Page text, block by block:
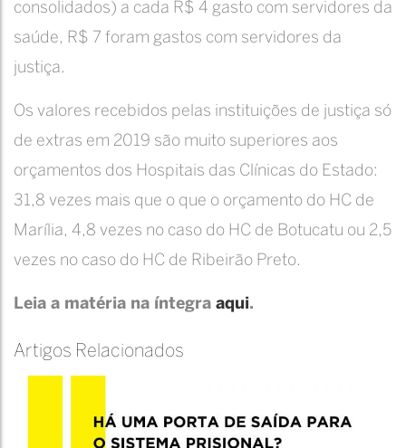
consolidados) a cada R$ 4 gasto com servidores da
saúde, R$ 7 foram gastos com servidores da
justiça.
Os valores recebidos pelas instituições de justiça só
de extras em 2019 são muito superiores aos
orçamentos dos Hospitais das Clínicas do Estado:
31,8 vezes mais que o que o orçamento do HC de
Marília, 4,8 vezes no caso do HC de Botucatu ou 2,5
vezes no caso do HC de Ribeirão Preto.
Leia a matéria na íntegra aqui.
Artigos Relacionados